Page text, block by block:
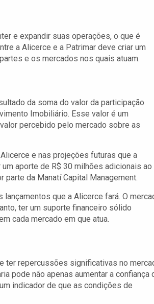
e expandir suas operações, o que é
a Alicerce e a Patrimar deve criar um
e os mercados nos quais atuam.
da soma do valor da participação
Imobiliário. Esse valor é um
percebido pelo mercado sobre as
e nas projeções futuras que a
aporte de R$ 30 milhões adicionais ao
da Manatí Capital Management.
que a Alicerce fará. O
ter um suporte financeiro sólido
cada mercado em que atua.
ter repercussões significativas no
pode não apenas aumentar a confiança
indicador de que as condições de